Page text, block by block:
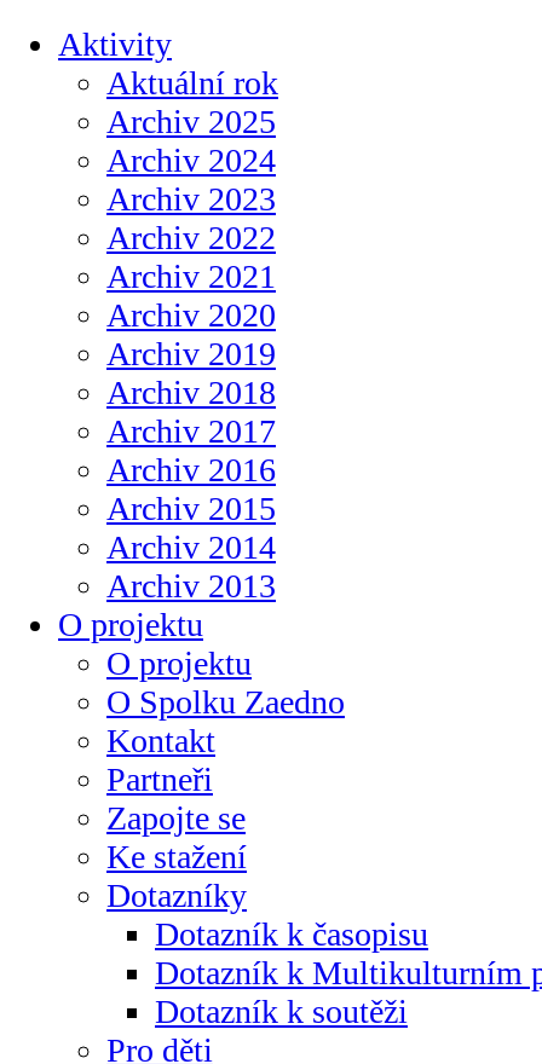
Aktivity
Aktuální rok
Archiv 2025
Archiv 2024
Archiv 2023
Archiv 2022
Archiv 2021
Archiv 2020
Archiv 2019
Archiv 2018
Archiv 2017
Archiv 2016
Archiv 2015
Archiv 2014
Archiv 2013
O projektu
O projektu
O Spolku Zaedno
Kontakt
Partneři
Zapojte se
Ke stažení
Dotazníky
Dotazník k časopisu
Dotazník k Multikulturním
Dotazník k soutěži
Pro děti